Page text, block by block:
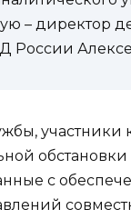
– директор
России
с